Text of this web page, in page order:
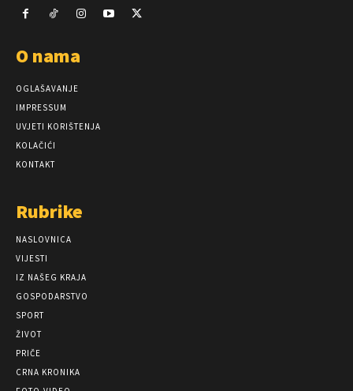
O nama
OGLAŠAVANJE
IMPRESSUM
UVJETI KORIŠTENJA
KOLAČIĆI
KONTAKT
Rubrike
NASLOVNICA
VIJESTI
IZ NAŠEG KRAJA
GOSPODARSTVO
SPORT
ŽIVOT
PRIČE
CRNA KRONIKA